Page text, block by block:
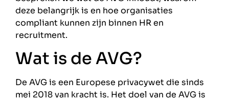
deze belangrijk is en hoe organisaties
compliant kunnen zijn binnen HR en
recruitment.
Wat is de AVG?
De AVG is een Europese privacywet die sinds
mei 2018 van kracht is. Het doel van de AVG is